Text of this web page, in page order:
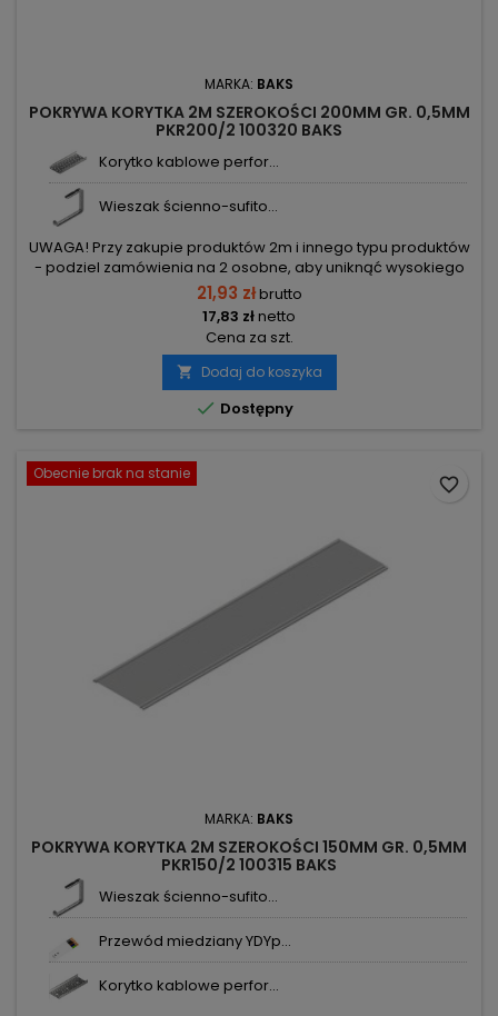
MARKA: BAKS
POKRYWA KORYTKA 2M SZEROKOŚCI 200MM GR. 0,5MM
PKR200/2 100320 BAKS
Korytko kablowe perfor...
Wieszak ścienno-sufito...
UWAGA! Przy zakupie produktów 2m i innego typu produktów
- podziel zamówienia na 2 osobne, aby uniknąć wysokiego
kosztu transportu! Zamów osobno produkty 2m i osobno inne
elementy.
21,93 złbrutto
17,83 złnetto
Cena za szt.
 Dodaj do koszyka
 Dostępny
Obecnie brak na stanie
MARKA: BAKS
POKRYWA KORYTKA 2M SZEROKOŚCI 150MM GR. 0,5MM
PKR150/2 100315 BAKS
Wieszak ścienno-sufito...
Przewód miedziany YDYp...
Korytko kablowe perfor...
favorite_border